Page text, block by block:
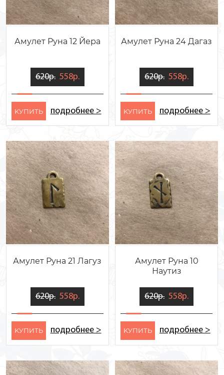
Амулет Руна 12 Йера
620р. 558р.
KУПИТЬ подробнее >
Амулет Руна 24 Дагаз
620р. 558р.
KУПИТЬ подробнее >
Амулет Руна 21 Лагуз
620р. 558р.
KУПИТЬ подробнее >
Амулет Руна 10
Наутиз
620р. 558р.
KУПИТЬ подробнее >